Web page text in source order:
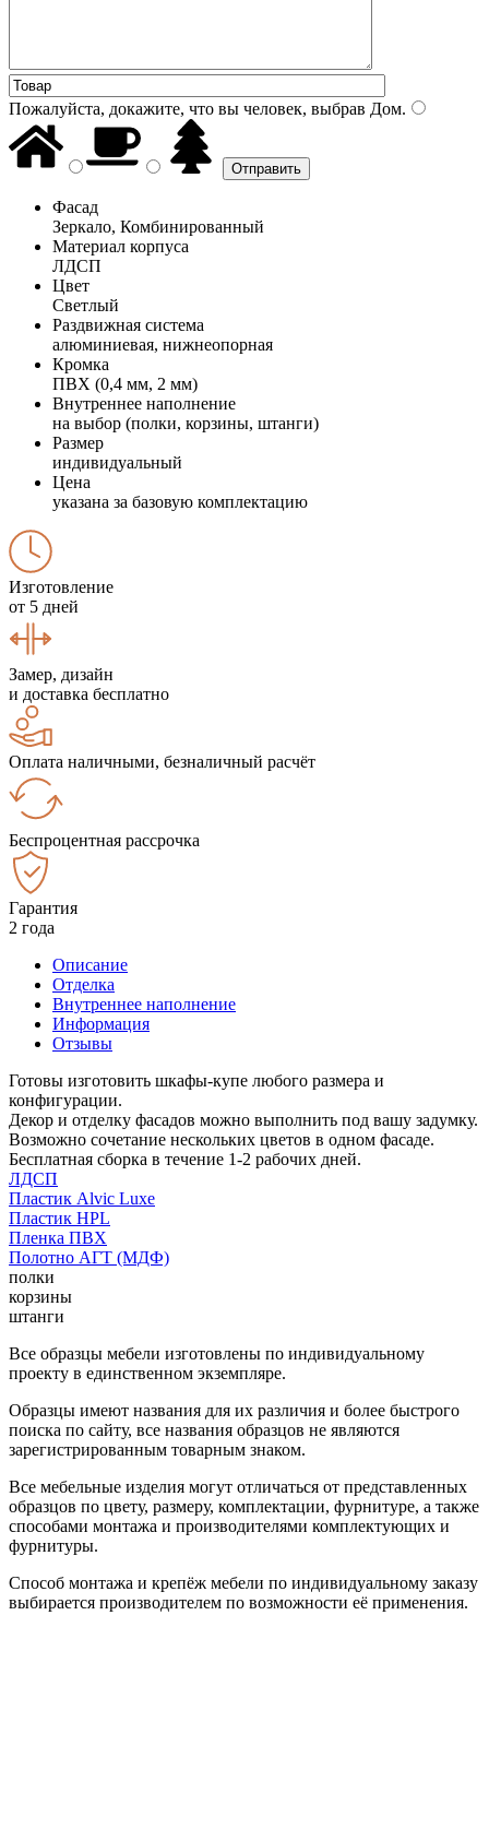
Пожалуйста, докажите, что вы человек, выбрав Дом.
Фасад
Зеркало, Комбинированный
Материал корпуса
ЛДСП
Цвет
Светлый
Раздвижная система
алюминиевая, нижнеопорная
Кромка
ПВХ (0,4 мм, 2 мм)
Внутреннее наполнение
на выбор (полки, корзины, штанги)
Размер
индивидуальный
Цена
указана за базовую комплектацию
Изготовление
от 5 дней
Замер, дизайн
и доставка бесплатно
Оплата наличными, безналичный расчёт
Беспроцентная рассрочка
Гарантия
2 года
Описание
Отделка
Внутреннее наполнение
Информация
Отзывы
Готовы изготовить шкафы-купе любого размера и
конфигурации.
Декор и отделку фасадов можно выполнить под вашу задумку.
Возможно сочетание нескольких цветов в одном фасаде.
Бесплатная сборка в течение 1-2 рабочих дней.
ЛДСП
Пластик Alvic Luxe
Пластик HPL
Пленка ПВХ
Полотно АГТ (МДФ)
полки
корзины
штанги
Все образцы мебели изготовлены по индивидуальному
проекту в единственном экземпляре.
Образцы имеют названия для их различия и более быстрого
поиска по сайту, все названия образцов не являются
зарегистрированным товарным знаком.
Все мебельные изделия могут отличаться от представленных
образцов по цвету, размеру, комплектации, фурнитуре, а также
способами монтажа и производителями комплектующих и
фурнитуры.
Способ монтажа и крепёж мебели по индивидуальному заказу
выбирается производителем по возможности её применения.